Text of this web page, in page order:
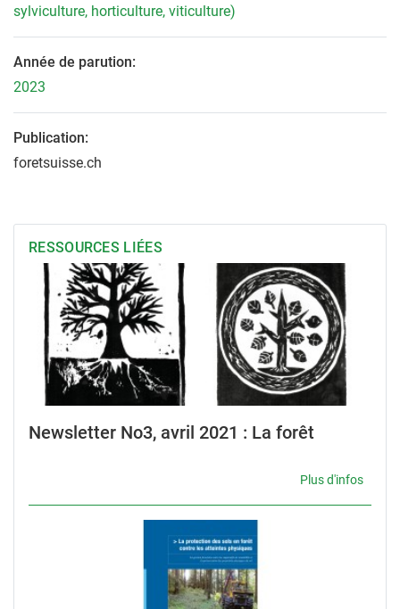
sylviculture, horticulture, viticulture)
Année de parution:
2023
Publication:
foretsuisse.ch
RESSOURCES LIÉES
Newsletter No3, avril 2021 : La forêt
Plus d'infos